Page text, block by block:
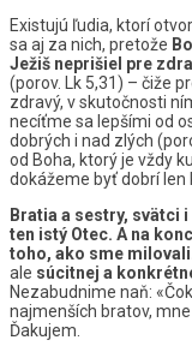
Existujú ľudia, ktorí
sa aj za nich, pretože
Ježiš neprišiel pre
(porov. Lk 5,31) – čiže
zdravý, v skutočnosti
necíťme sa lepšími od
dobrých i nad zlých
od Boha, ktorý je vždy
dokážeme byť dobrí len
Bratia a sestry, svätci
ten istý Otec. A na
toho, ako sme
ale súcitnej a
Nezabudnime naň:
najmenších bratov,
Ďakujem.